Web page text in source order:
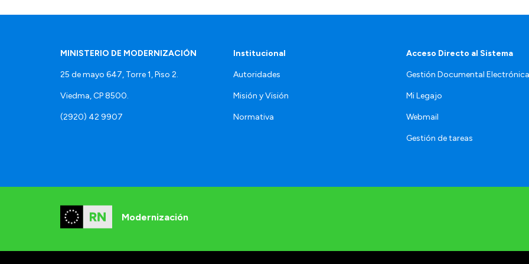
MINISTERIO DE MODERNIZACIÓN
25 de mayo 647, Torre 1, Piso 2.
Viedma, CP 8500.
(2920) 42 9907
Institucional
Autoridades
Misión y Visión
Normativa
Acceso Directo al Sistema
Gestión Documental Electrónica
Mi Legajo
Webmail
Gestión de tareas
Modernización